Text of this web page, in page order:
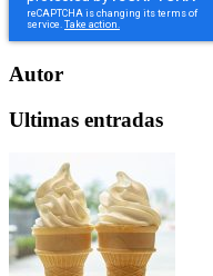
Autor
Ultimas entradas